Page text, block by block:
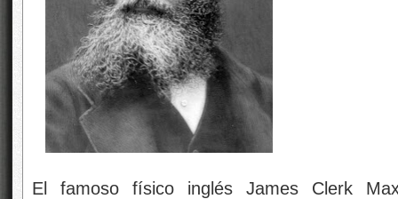
El famoso físico inglés James Clerk